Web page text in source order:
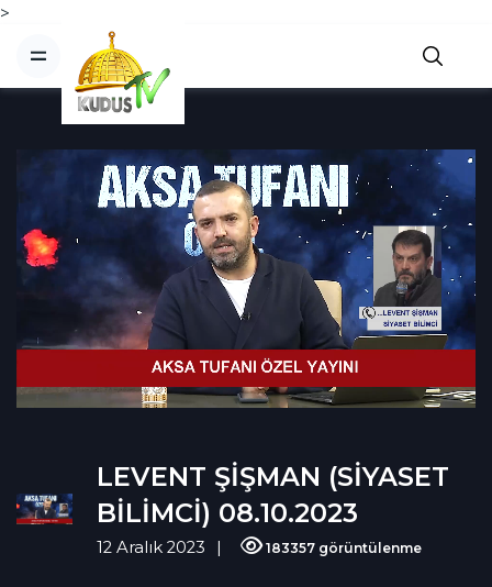
>
LEVENT ŞİŞMAN (SİYASET
BİLİMCİ) 08.10.2023
12 Aralık 2023 183357 görüntülenme